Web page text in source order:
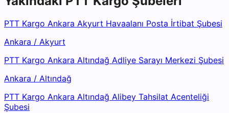
PTT Kargo Ankara Akyurt Havaalanı Posta İrtibat Şubesi
Ankara / Akyurt
PTT Kargo Ankara Altındağ Adliye Sarayı Merkezi Şubesi
Ankara / Altındağ
PTT Kargo Ankara Altındağ Alibey Tahsilat Acenteliği
Şubesi